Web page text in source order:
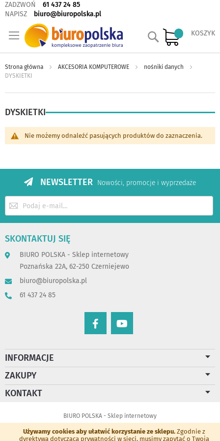
Używamy cookies aby ułatwić korzystanie ze sklepu. Zgodnie z
dyrektywą dotyczącą prywatności w sieci, musimy zapytać o Twoją
ZADZWOŃ
61 437 24 85
NAPISZ
biuro@biuropolska.pl
KOSZYK
Szukaj
Strona główna AKCESORIA KOMPUTEROWE
nośniki danych
DYSKIETKI
DYSKIETKI
Nie możemy odnaleźć pasujących produktów do zaznaczenia.
NEWSLETTER Nowości, promocje i wyprzedaże
Subskrybuj
nasz
SKONTAKTUJ SIĘ
BIURO POLSKA - Sklep internetowy
Poznańska 22A, 62-250 Czerniejewo
biuro@biuropolska.pl
61 437 24 85
INFORMACJE
ZAKUPY
KONTAKT
BIURO POLSKA - Sklep internetowy